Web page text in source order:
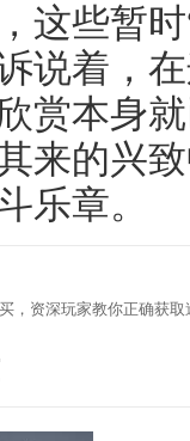
这些暂
说着，
赏本身
来的兴
乐章。
，资深玩家教你正确获